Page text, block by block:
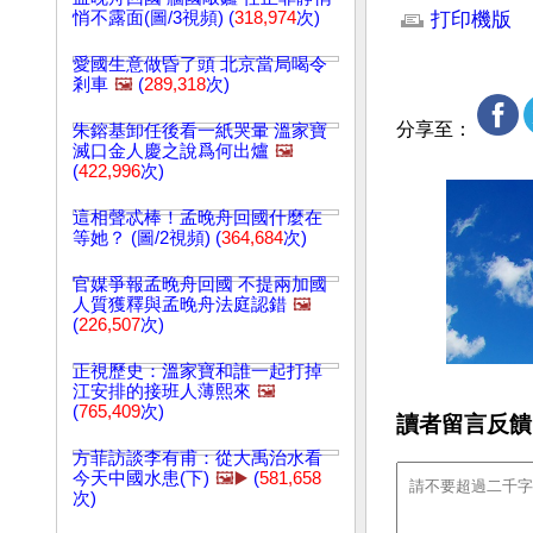
悄不露面(圖/3視頻) (318,974次)
愛國生意做昏了頭 北京當局喝令
剎車 🖼️ (289,318次)
朱鎔基卸任後看一紙哭暈 溫家寶
滅口金人慶之說爲何出爐 🖼️
(422,996次)
這相聲忒棒！孟晚舟回國什麼在
等她？ (圖/2視頻) (364,684次)
官媒爭報孟晚舟回國 不提兩加國
人質獲釋與孟晚舟法庭認錯 🖼️
(226,507次)
正視歷史：溫家寶和誰一起打掉
江安排的接班人薄熙來 🖼️
(765,409次)
方菲訪談李有甫：從大禹治水看
今天中國水患(下) 🖼️▶️ (581,658
次)
打印機版
分享至：
讀者留言反